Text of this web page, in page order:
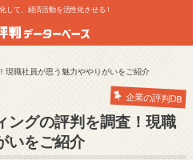
して、経済活動を活性化させる！
現職社員が思う魅力ややりがいをご紹介
企業の評判DB
ングの評判を調査！現職
いをご紹介